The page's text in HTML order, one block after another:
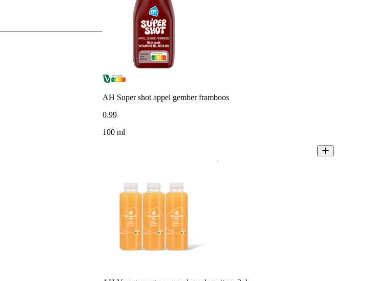
AH Super shot appel gember framboos
0.99
100 ml